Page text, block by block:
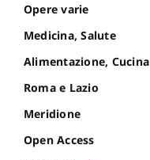
Opere varie
Medicina, Salute
Alimentazione, Cucina
Roma e Lazio
Meridione
Open Access